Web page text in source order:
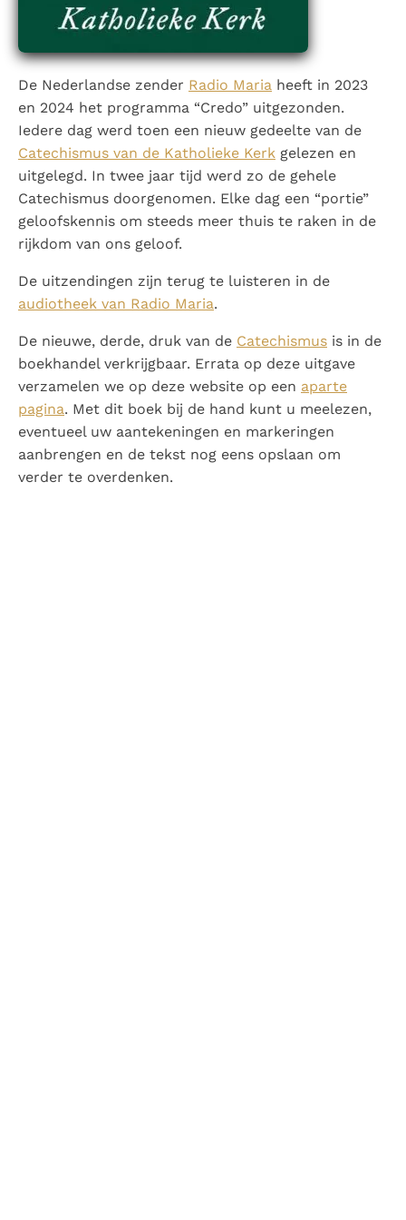
Paus Leo XIV in Pavia: "De stad is zowel een gave als
een taak"
"naar het innerlijk" toe te keren.
RK Documenten stelt heel veel belangrijke
kerkelijke documenten van de Rooms
Katholieke Kerk in het Nederlands beschikbaar
en is volledig afhankelijk van donaties.
Ik help mee!
De Nederlandse zender Radio Maria heeft in 2023
en 2024 het programma “Credo” uitgezonden.
Iedere dag werd toen een nieuw gedeelte van de
Catechismus van de Katholieke Kerk gelezen en
uitgelegd. In twee jaar tijd werd zo de gehele
Catechismus doorgenomen. Elke dag een “portie”
geloofskennis om steeds meer thuis te raken in de
rijkdom van ons geloof.
De uitzendingen zijn terug te luisteren in de
audiotheek van Radio Maria.
De nieuwe, derde, druk van de Catechismus is in de
boekhandel verkrijgbaar. Errata op deze uitgave
verzamelen we op deze website op een aparte
pagina. Met dit boek bij de hand kunt u meelezen,
eventueel uw aantekeningen en markeringen
aanbrengen en de tekst nog eens opslaan om
verder te overdenken.